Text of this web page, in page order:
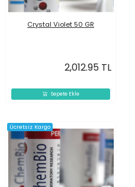
Sepete Ekle
Crystal Violet 50 GR
2,012.95 TL
Ücretsiz Kargo